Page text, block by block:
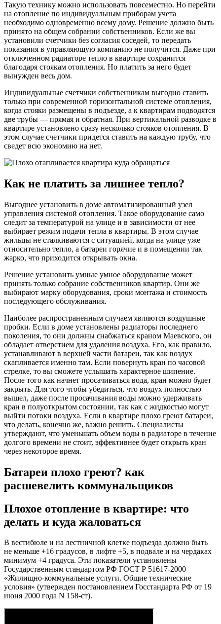
Такую технику можно использовать повсеместно. Но перейти
на отопление по индивидуальным приборам учета
необходимо одновременно всему дому. Решение должно быть
принято на общем собрании собственников. Если же вы
установили счетчики без согласия соседей, то передать
показания в управляющую компанию не получится. Даже при
отключенном радиаторе тепло в квартире сохранится
благодаря стоякам отопления. Но платить за него будет
вынужден весь дом.
Индивидуальные счетчики собственникам выгодно ставить
только при современной горизонтальной системе отопления,
когда стояки размещены в подъезде, а к квартирам подводятся
две трубы — прямая и обратная. При вертикальной разводке в
квартире установлено сразу несколько стояков отопления. В
этом случае счетчики придется ставить на каждую трубу, что
сведет всю экономию на нет.
Как не платить за лишнее тепло?
Выгоднее установить в доме автоматизированный узел
управления системой отопления. Такое оборудование само
следит за температурой на улице и в зависимости от нее
выбирает режим подачи тепла в квартиры. В этом случае
жильцы не сталкиваются с ситуацией, когда на улице уже
относительно тепло, а батареи горячие и в помещении так
жарко, что приходится открывать окна.
Решение установить умные умное оборудование может
принять только собрание собственников квартир. Они же
выбирают марку оборудования, сроки монтажа и стоимость
последующего обслуживания.
Наиболее распространенным случаем являются воздушные
пробки. Если в доме установлены радиаторы последнего
поколения, то они должны снабжаться краном Маевского, он
обладает отверстием для удаления воздуха. Его, как правило,
устанавливают в верхней части батареи, так как воздух
скапливается именно там. Если повернуть кран по часовой
стрелке, то вы сможете услышать характерное шипение.
После того как начнет просачиваться вода, кран можно будет
закрыть. Для того чтобы убедиться, что воздух полностью
вышел, даже после просачивания воды можно удерживать
кран в полуоткрытом состоянии, так как с жидкостью могут
выйти потоки воздуха. Если в квартире плохо греют батареи,
что делать, конечно же, важно решить. Специалисты
утверждают, что уменьшать объем воды в радиаторе в течение
долгого времени не стоит, эффективнее будет открыть кран
через некоторое время.
Батареи плохо греют? как
расшевелить коммунальщиков
Плохое отопление в квартире: что
делать и куда жаловаться
В вестибюле и на лестничной клетке подъезда должно быть
не меньше +16 градусов, в лифте +5, в подвале и на чердаках
минимум +4 градуса. Эти показатели установлены
Государственным стандартом РФ ГОСТ Р 51617-2000
«Жилищно-коммунальные услуги. Общие технические
условия» (утвержден постановлением Госстандарта РФ от 19
июня 2000 года N 158-ст).